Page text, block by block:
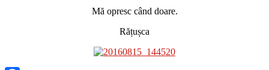
Mă opresc când doare.
Rățușca